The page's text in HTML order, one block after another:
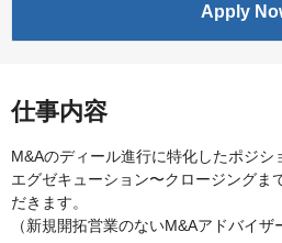
Apply
仕事内容
M&Aのディール進行に特化したポジシ
エグゼキューション〜クロージングま
だきます。
（新規開拓営業のないM&Aアドバイザ